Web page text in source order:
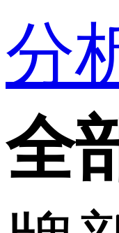
分
全